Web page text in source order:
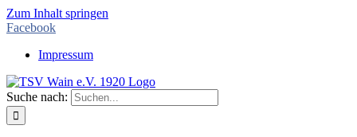
Zum Inhalt springen
Facebook
Impressum
Suche nach: